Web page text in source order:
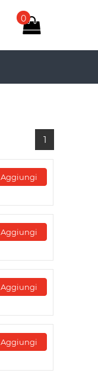
0
1
Aggiungi
Aggiungi
Aggiungi
Aggiungi